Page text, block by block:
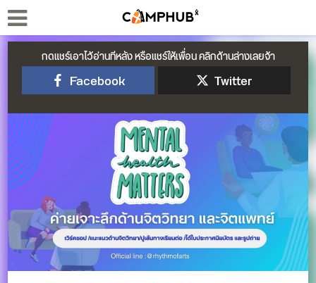
กดแชร์เอาไว้อ่านทีหลัง หรือแชร์ให้เพื่อน คลิกด้านล่างเลยจ้า
Facebook Twitter